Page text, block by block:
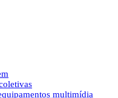
multimídia